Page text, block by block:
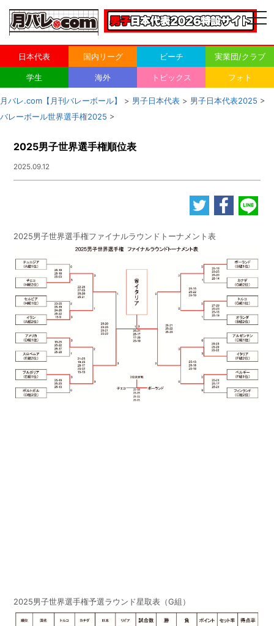
日本代表 国内リーグ ビーチ 実業団/クラブ
学生 海外 トピックス フォト
月バレ.com【月刊バレーボール】 > 男子日本代表 > 男子日本代表2025 >
バレーボール世界選手権2025 >
2025男子世界選手権順位表
2025.09.12
2025男子世界選手権ファイナルラウンドトーナメント表
2025男子世界選手権予選ラウンド星取表（G組）